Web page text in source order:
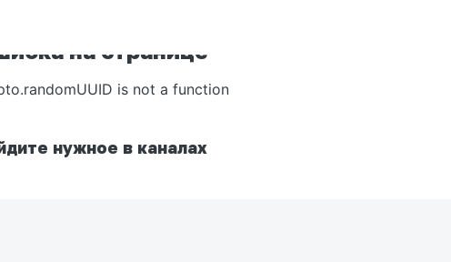
на странице
is not a function
нужное в каналах